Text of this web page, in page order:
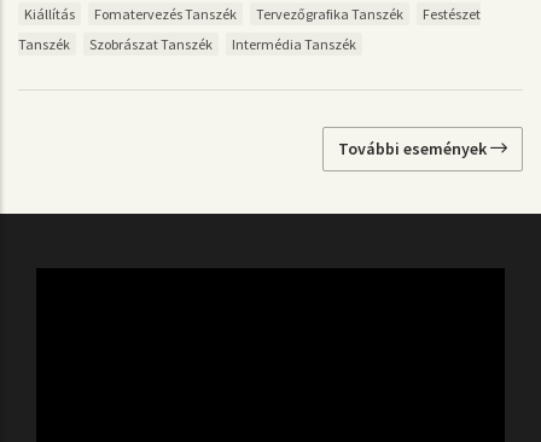
Kiállítás Fomatervezés Tanszék Tervezőgrafika Tanszék
Festészet
Tanszék
Szobrászat Tanszék Intermédia Tanszék
További események